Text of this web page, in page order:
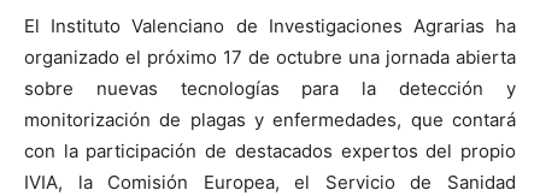
El Instituto Valenciano de Investigaciones Agrarias ha
organizado el próximo 17 de octubre una jornada abierta
sobre nuevas tecnologías para la detección y
monitorización de plagas y enfermedades, que contará
con la participación de destacados expertos del propio
IVIA, la Comisión Europea, el Servicio de Sanidad